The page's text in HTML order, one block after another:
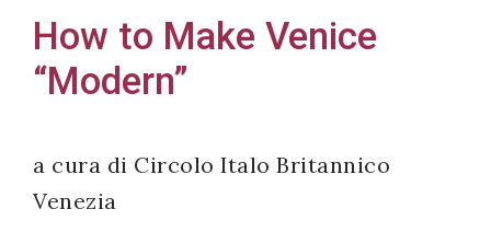
How to Make Venice
“Modern”
a cura di Circolo Italo Britannico
Venezia
Acconsento
all'uso dei
accordo
con il